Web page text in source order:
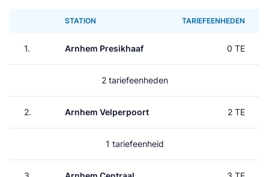
STATION TARIEFEENHEDEN
1. Arnhem Presikhaaf 0 TE
2 tariefeenheden
2. Arnhem Velperpoort 2 TE
1 tariefeenheid